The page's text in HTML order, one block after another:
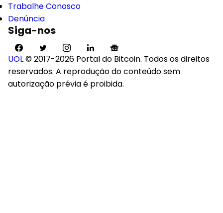
Trabalhe Conosco
Denúncia
Siga-nos
UOL© 2017-2026 Portal do Bitcoin. Todos os direitos
reservados. A reprodução do conteúdo sem
autorização prévia é proibida.